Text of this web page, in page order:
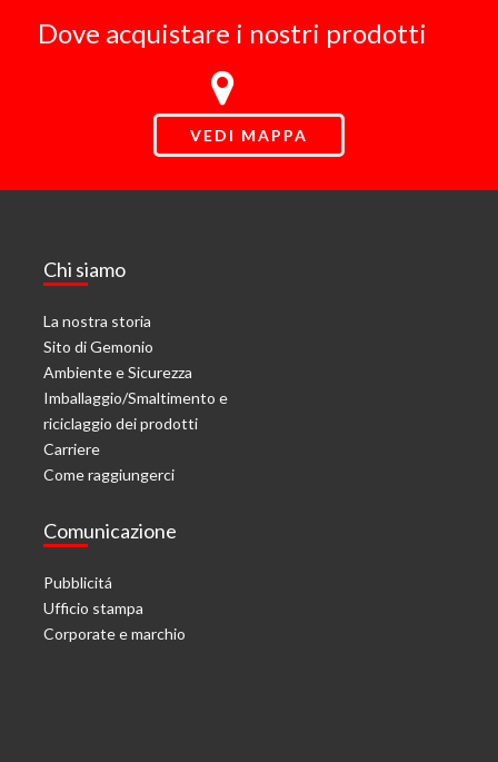
Dove acquistare i nostri prodotti
VEDI MAPPA
Chi siamo
La nostra storia
Sito di Gemonio
Ambiente e Sicurezza
Imballaggio/Smaltimento e
riciclaggio dei prodotti
Carriere
Come raggiungerci
Comunicazione
Pubblicitá
Ufficio stampa
Corporate e marchio